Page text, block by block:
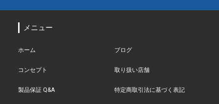
メニュー
ホーム ブログ
コンセプト 取り扱い店舗
製品保証 Q&A 特定商取引法に基づく表記